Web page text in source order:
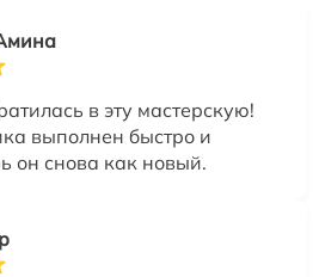
в эту мастерскую!
выполнен быстро и
он снова как новый.